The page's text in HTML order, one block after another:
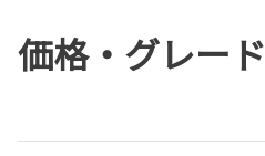
価格・グレード